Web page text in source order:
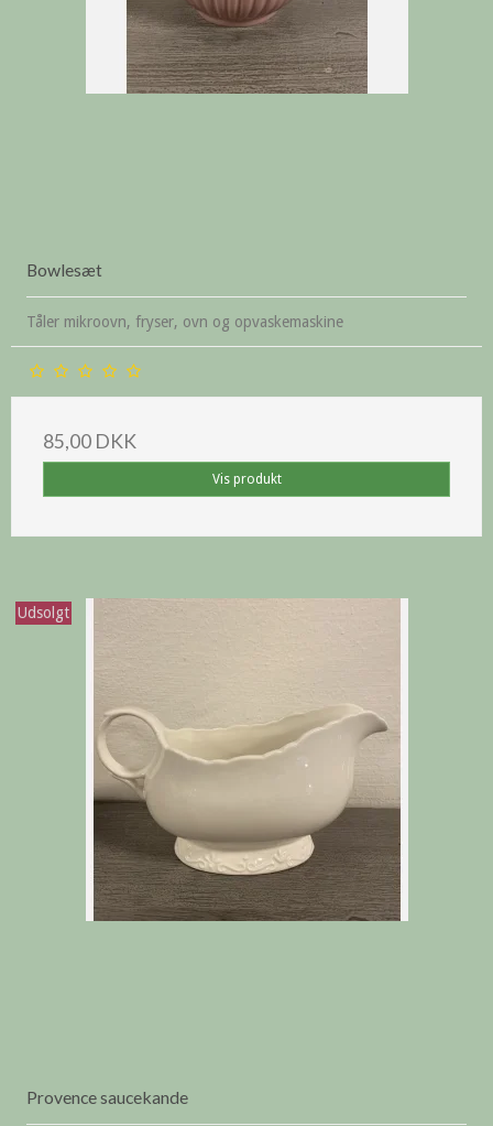
Bowlesæt
Tåler mikroovn, fryser, ovn og opvaskemaskine
85,00 DKK
Vis produkt
Udsolgt
Provence saucekande